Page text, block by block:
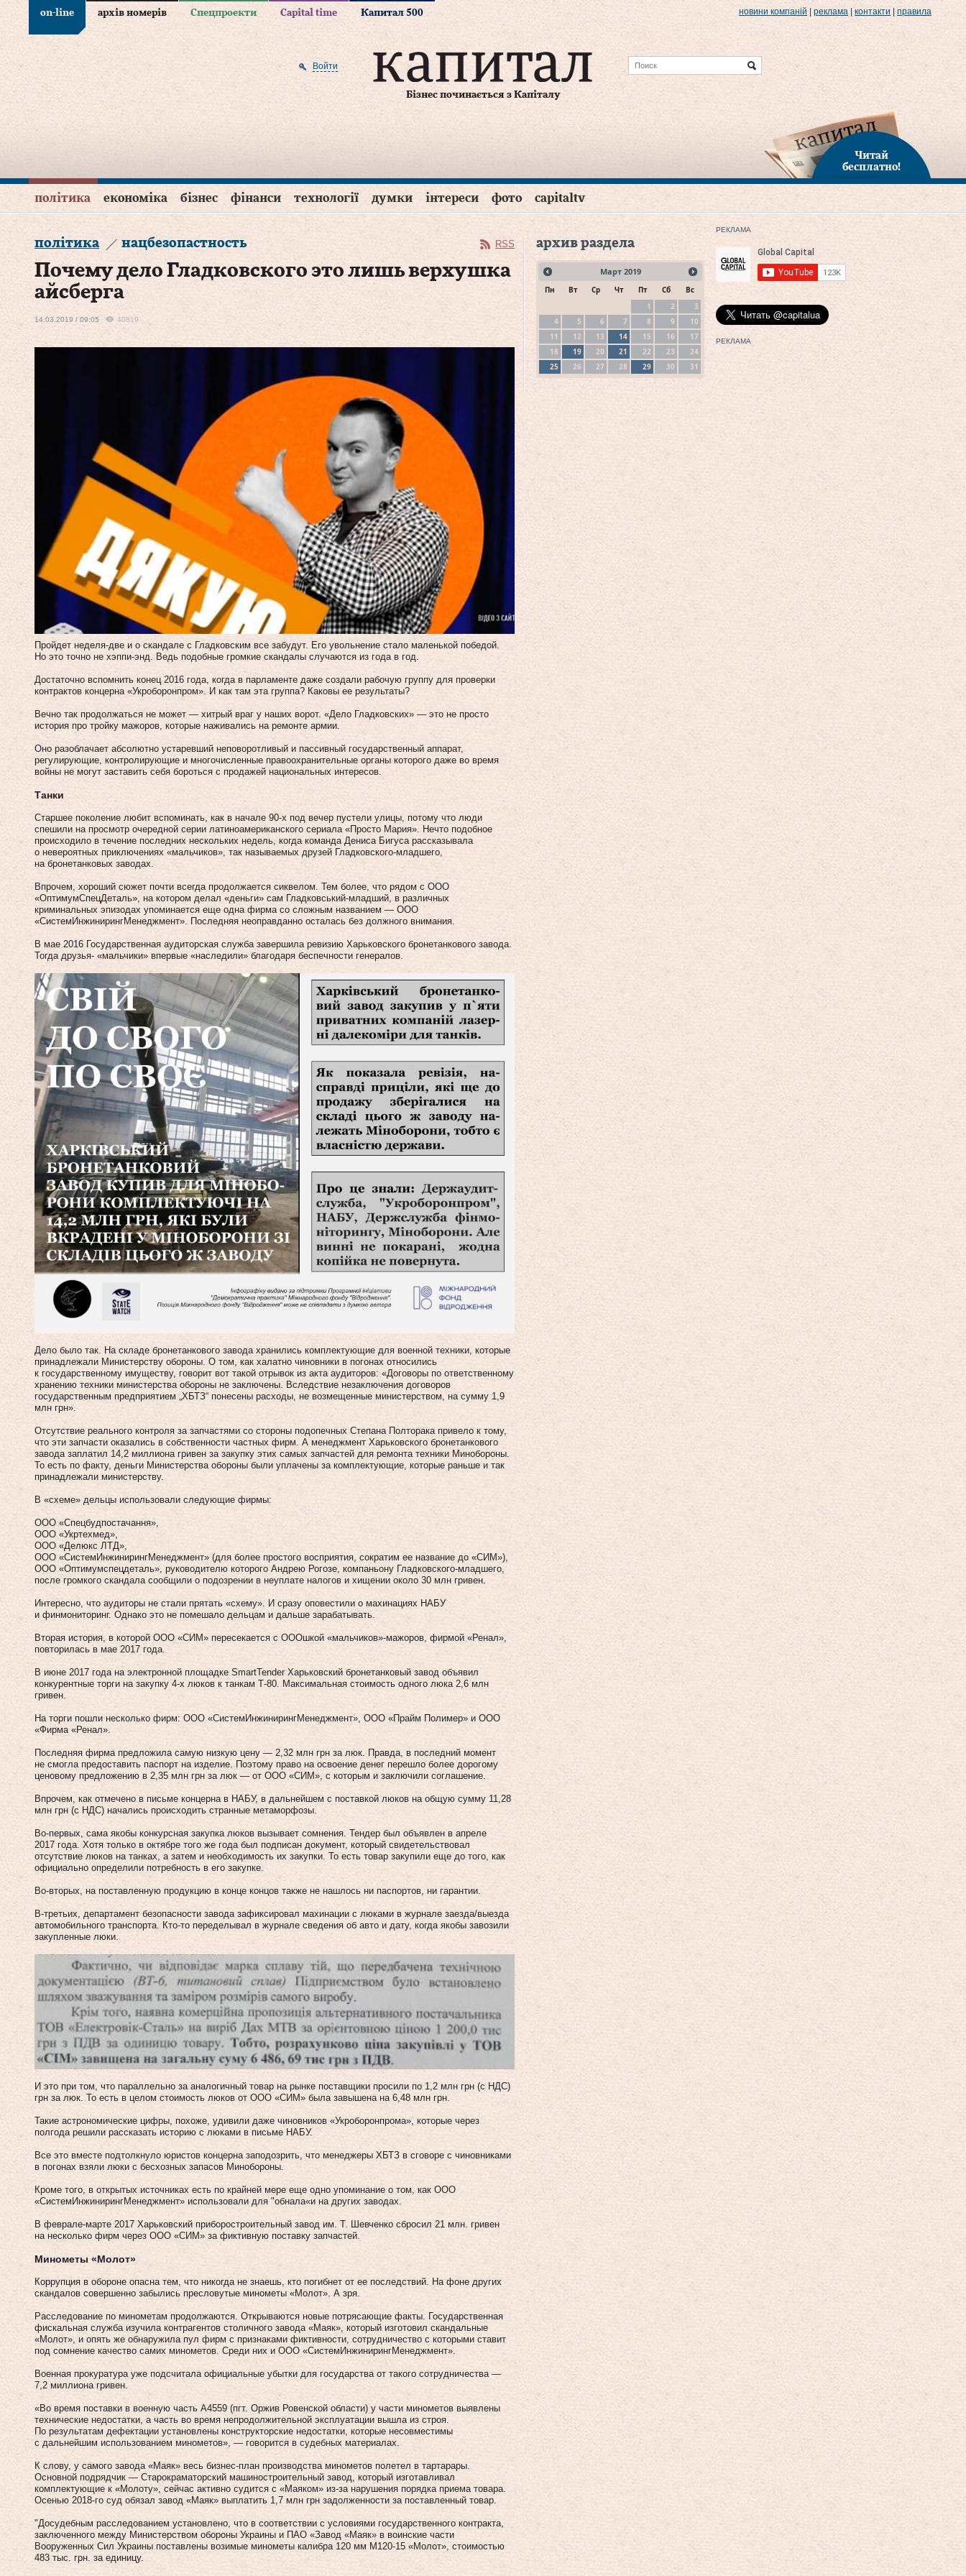
on-line архів номерів Спецпроекти Capital time Капитал 500 новини компаній реклама контакти правила
Бізнес починається з Капіталу
Войти
Читай
бесплатно!
політика економіка бізнес фінанси технології думки інтереси фото capitaltv
політика нацбезопастность RSS
Почему дело Гладковского это лишь верхушка
айсберга
14.03.2019 / 09:05 40819
Пройдет неделя-две и о скандале с Гладковским все забудут. Его увольнение стало маленькой победой.
Но это точно не хэппи-энд. Ведь подобные громкие скандалы случаются из года в год.
Достаточно вспомнить конец 2016 года, когда в парламенте даже создали рабочую группу для проверки
контрактов концерна «Укроборонпром». И как там эта группа? Каковы ее результаты?
Вечно так продолжаться не может — хитрый враг у наших ворот. «Дело Гладковских» — это не просто
история про тройку мажоров, которые наживались на ремонте армии.
Оно разоблачает абсолютно устаревший неповоротливый и пассивный государственный аппарат,
регулирующие, контролирующие и многочисленные правоохранительные органы которого даже во время
войны не могут заставить себя бороться с продажей национальных интересов.
Танки
Старшее поколение любит вспоминать, как в начале 90-х под вечер пустели улицы, потому что люди
спешили на просмотр очередной серии латиноамериканского сериала «Просто Мария». Нечто подобное
происходило в течение последних нескольких недель, когда команда Дениса Бигуса рассказывала
о невероятных приключениях «мальчиков», так называемых друзей Гладковского-младшего,
на бронетанковых заводах.
Впрочем, хороший сюжет почти всегда продолжается сиквелом. Тем более, что рядом с ООО
«ОптимумСпецДеталь», на котором делал «деньги» сам Гладковський-младший, в различных
криминальных эпизодах упоминается еще одна фирма со сложным названием — ООО
«СистемИнжинирингМенеджмент». Последняя неоправданно осталась без должного внимания.
В мае 2016 Государственная аудиторская служба завершила ревизию Харьковского бронетанкового завода.
Тогда друзья- «мальчики» впервые «наследили» благодаря беспечности генералов.
Дело было так. На складе бронетанкового завода хранились комплектующие для военной техники, которые
принадлежали Министерству обороны. О том, как халатно чиновники в погонах относились
к государственному имуществу, говорит вот такой отрывок из акта аудиторов: «Договоры по ответственному
хранению техники министерства обороны не заключены. Вследствие незаключения договоров
государственным предприятием „ХБТЗ“ понесены расходы, не возмещенные министерством, на сумму 1,9
млн грн».
Отсутствие реального контроля за запчастями со стороны подопечных Степана Полторака привело к тому,
что эти запчасти оказались в собственности частных фирм. А менеджмент Харьковского бронетанкового
завода заплатил 14,2 миллиона гривен за закупку этих самых запчастей для ремонта техники Минобороны.
То есть по факту, деньги Министерства обороны были уплачены за комплектующие, которые раньше и так
принадлежали министерству.
В «схеме» дельцы использовали следующие фирмы:
ООО «Спецбудпостачання»,
ООО «Укртехмед»,
ООО «Делюкс ЛТД»,
ООО «СистемИнжинирингМенеджмент» (для более простого восприятия, сократим ее название до «СИМ»),
ООО «Оптимумспецдеталь», руководителю которого Андрею Рогозе, компаньону Гладковского-младшего,
после громкого скандала сообщили о подозрении в неуплате налогов и хищении около 30 млн гривен.
Интересно, что аудиторы не стали прятать «схему». И сразу оповестили о махинациях НАБУ
и финмониторинг. Однако это не помешало дельцам и дальше зарабатывать.
Вторая история, в которой ООО «СИМ» пересекается с ОООшкой «мальчиков»-мажоров, фирмой «Ренал»,
повторилась в мае 2017 года.
В июне 2017 года на электронной площадке SmartTender Харьковский бронетанковый завод объявил
конкурентные торги на закупку 4-х люков к танкам Т-80. Максимальная стоимость одного люка 2,6 млн
гривен.
На торги пошли несколько фирм: ООО «СистемИнжинирингМенеджмент», ООО «Прайм Полимер» и ООО
«Фирма «Ренал».
Последняя фирма предложила самую низкую цену — 2,32 млн грн за люк. Правда, в последний момент
не смогла предоставить паспорт на изделие. Поэтому право на освоение денег перешло более дорогому
ценовому предложению в 2,35 млн грн за люк — от ООО «СИМ», с которым и заключили соглашение.
Впрочем, как отмечено в письме концерна в НАБУ, в дальнейшем с поставкой люков на общую сумму 11,28
млн грн (с НДС) начались происходить странные метаморфозы.
Во-первых, сама якобы конкурсная закупка люков вызывает сомнения. Тендер был объявлен в апреле
2017 года. Хотя только в октябре того же года был подписан документ, который свидетельствовал
отсутствие люков на танках, а затем и необходимость их закупки. То есть товар закупили еще до того, как
официально определили потребность в его закупке.
Во-вторых, на поставленную продукцию в конце концов также не нашлось ни паспортов, ни гарантии.
В-третьих, департамент безопасности завода зафиксировал махинации с люками в журнале заезда/выезда
автомобильного транспорта. Кто-то переделывал в журнале сведения об авто и дату, когда якобы завозили
закупленные люки.
И это при том, что параллельно за аналогичный товар на рынке поставщики просили по 1,2 млн грн (с НДС)
грн за люк. То есть в целом стоимость люков от ООО «СИМ» была завышена на 6,48 млн грн.
Такие астрономические цифры, похоже, удивили даже чиновников «Укроборонпрома», которые через
полгода решили рассказать историю с люками в письме НАБУ.
Все это вместе подтолкнуло юристов концерна заподозрить, что менеджеры ХБТЗ в сговоре с чиновниками
в погонах взяли люки с бесхозных запасов Минобороны.
Кроме того, в открытых источниках есть по крайней мере еще одно упоминание о том, как ООО
«СистемИнжинирингМенеджмент» использовали для "обнала«и на других заводах.
В феврале-марте 2017 Харьковский приборостроительный завод им. Т. Шевченко сбросил 21 млн. гривен
на несколько фирм через ООО «СИМ» за фиктивную поставку запчастей.
Минометы «Молот»
Коррупция в обороне опасна тем, что никогда не знаешь, кто погибнет от ее последствий. На фоне других
скандалов совершенно забылись пресловутые минометы «Молот». А зря.
Расследование по минометам продолжаются. Открываются новые потрясающие факты. Государственная
фискальная служба изучила контрагентов столичного завода «Маяк», который изготовил скандальные
«Молот», и опять же обнаружила пул фирм с признаками фиктивности, сотрудничество с которыми ставит
под сомнение качество самих минометов. Среди них и ООО «СистемИнжинирингМенеджмент».
Военная прокуратура уже подсчитала официальные убытки для государства от такого сотрудничества —
7,2 миллиона гривен.
«Во время поставки в военную часть А4559 (пгт. Оржив Ровенской области) у части минометов выявлены
технические недостатки, а часть во время непродолжительной эксплуатации вышла из строя.
По результатам дефектации установлены конструкторские недостатки, которые несовместимы
с дальнейшим использованием минометов», — говорится в судебных материалах.
К слову, у самого завода «Маяк» весь бизнес-план производства минометов полетел в тартарары.
Основной подрядчик — Старокраматорский машиностроительный завод, который изготавливал
комплектующие к «Молоту», сейчас активно судится с «Маяком» из-за нарушения порядка приема товара.
Осенью 2018-го суд обязал завод «Маяк» выплатить 1,7 млн грн задолженности за поставленный товар.
"Досудебным расследованием установлено, что в соответствии с условиями государственного контракта,
заключенного между Министерством обороны Украины и ПАО «Завод «Маяк» в воинские части
Вооруженных Сил Украины поставлены возимые минометы калибра 120 мм М120-15 «Молот», стоимостью
483 тыс. грн. за единицу.
архив раздела
Март 2019
Пн Вт Ср Чт Пт Сб
Вс
1
2
3
4
5 6 7 8 9
10
11
12 13 14 15 16
17
18
19 20 21 22 23
24
25
26 27 28 29 30 31
РЕКЛАМА
РЕКЛАМА